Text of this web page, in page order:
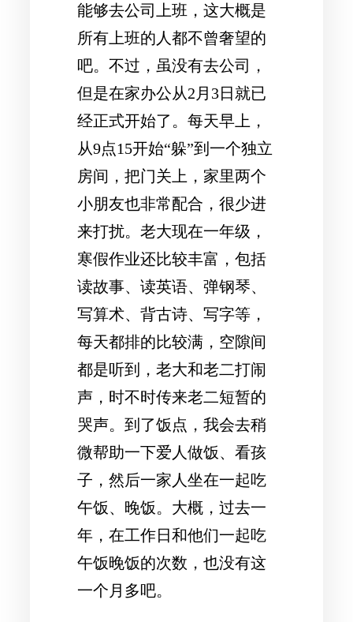
能够去公司上班，这大概是
所有上班的人都不曾奢望的
吧。不过，虽没有去公司，
但是在家办公从2月3日就已
经正式开始了。每天早上，
从9点15开始“躲”到一个独立
房间，把门关上，家里两个
小朋友也非常配合，很少进
来打扰。老大现在一年级，
寒假作业还比较丰富，包括
读故事、读英语、弹钢琴、
写算术、背古诗、写字等，
每天都排的比较满，空隙间
都是听到，老大和老二打闹
声，时不时传来老二短暂的
哭声。到了饭点，我会去稍
微帮助一下爱人做饭、看孩
子，然后一家人坐在一起吃
午饭、晚饭。大概，过去一
年，在工作日和他们一起吃
午饭晚饭的次数，也没有这
一个月多吧。